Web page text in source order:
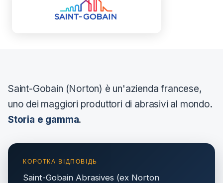
Saint-Gobain (Norton) è un'azienda francese,
uno dei maggiori produttori di abrasivi al mondo.
Storia e gamma.
Saint-Gobain Abrasives (ex Norton